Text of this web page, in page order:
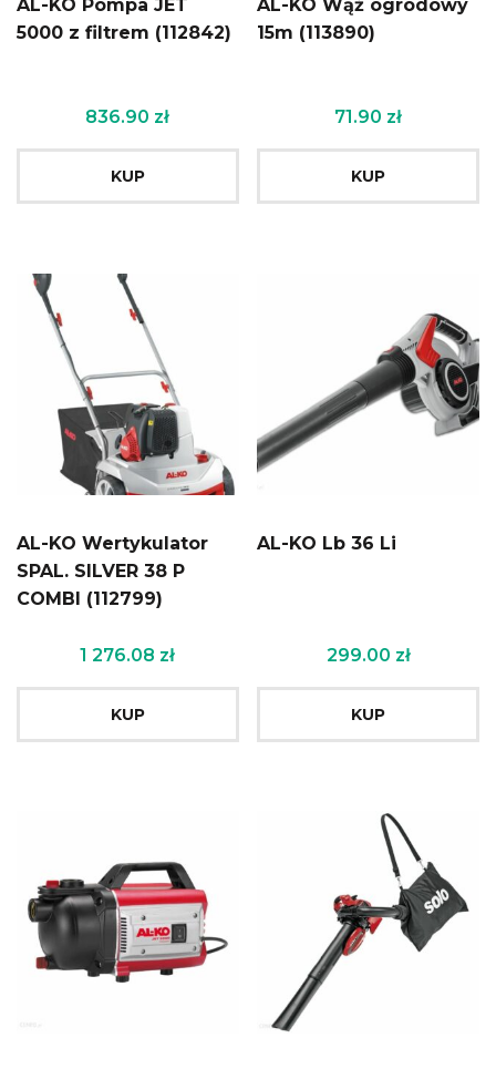
AL-KO Pompa JET
5000 z filtrem (112842)
836.90 zł
KUP
AL-KO Wąż ogrodowy
15m (113890)
71.90 zł
KUP
AL-KO Wertykulator
SPAL. SILVER 38 P
COMBI (112799)
1 276.08 zł
KUP
AL-KO Lb 36 Li
299.00 zł
KUP